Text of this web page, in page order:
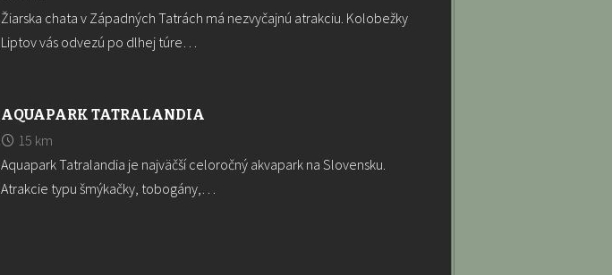
Žiarska chata v Západných Tatrách má nezvyčajnú atrakciu. Kolobežky
Liptov vás odvezú po dlhej túre…
AQUAPARK TATRALANDIA
15 km
Aquapark Tatralandia je najväčší celoročný akvapark na Slovensku.
Atrakcie typu šmýkačky, tobogány,…